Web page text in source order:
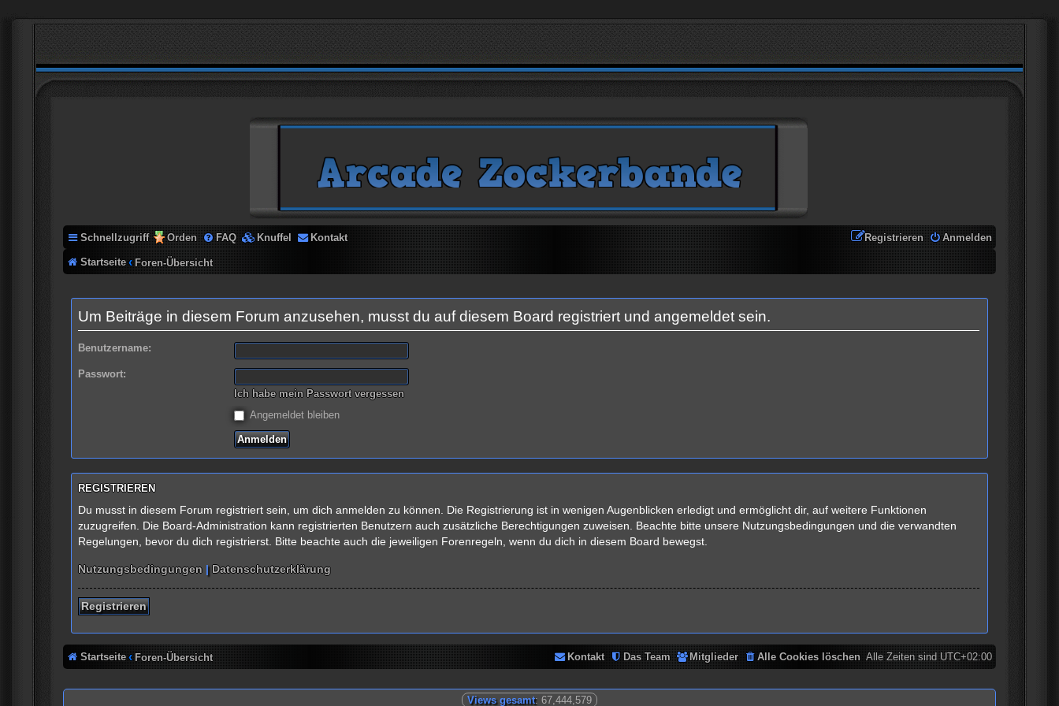
Schnellzugriff Orden FAQ Knuffel Kontakt Anmelden
Registrieren
Startseite Foren-Übersicht
Um Beiträge in diesem Forum anzusehen, musst du auf diesem Board registriert und angemeldet sein.
Benutzername:
Passwort:
Ich habe mein Passwort vergessen
Angemeldet bleiben
REGISTRIEREN
Du musst in diesem Forum registriert sein, um dich anmelden zu können. Die Registrierung ist in wenigen Augenblicken erledigt und ermöglicht dir, auf weitere Funktionen
zuzugreifen. Die Board-Administration kann registrierten Benutzern auch zusätzliche Berechtigungen zuweisen. Beachte bitte unsere Nutzungsbedingungen und die verwandten
Regelungen, bevor du dich registrierst. Bitte beachte auch die jeweiligen Forenregeln, wenn du dich in diesem Board bewegst.
Nutzungsbedingungen |Datenschutzerklärung
Registrieren
Startseite Foren-Übersicht Alle Zeiten sindUTC+02:00
Alle Cookies löschen
Mitglieder
Das Team
Kontakt
Views gesamt: 67,444,579